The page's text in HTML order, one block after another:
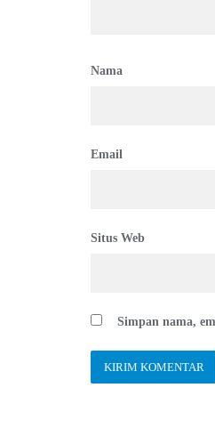
Nama
Email
Situs Web
Simpan nama,